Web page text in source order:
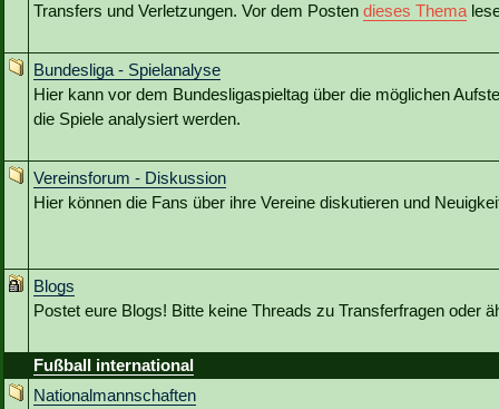
Transfers und Verletzungen. Vor dem Posten dieses Thema
Bundesliga - Spielanalyse
Hier kann vor dem Bundesligaspieltag über die möglichen
die Spiele analysiert werden.
Vereinsforum - Diskussion
Hier können die Fans über ihre Vereine diskutieren und
Blogs
Postet eure Blogs! Bitte keine Threads zu Transferfragen oder
Fußball international
Nationalmannschaften